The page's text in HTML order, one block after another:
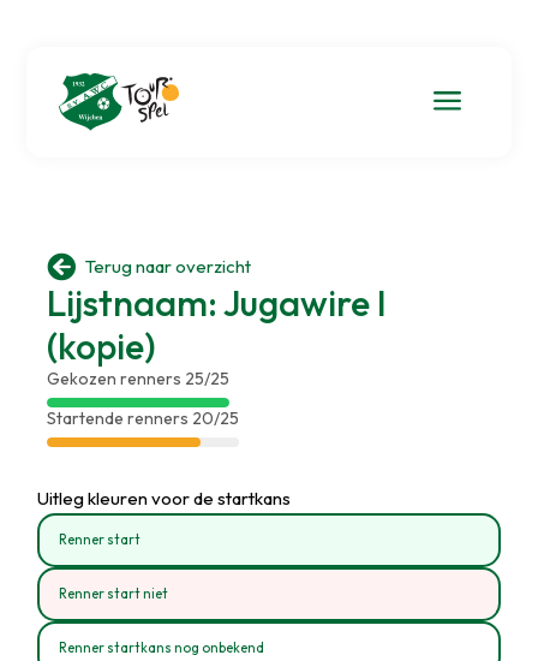
a
 Terug naar overzicht
Lijstnaam: Jugawire I
(kopie)
Gekozen renners 25/25
Startende renners 20/25
Uitleg kleuren voor de startkans
Renner start
Renner start niet
Renner startkans nog onbekend